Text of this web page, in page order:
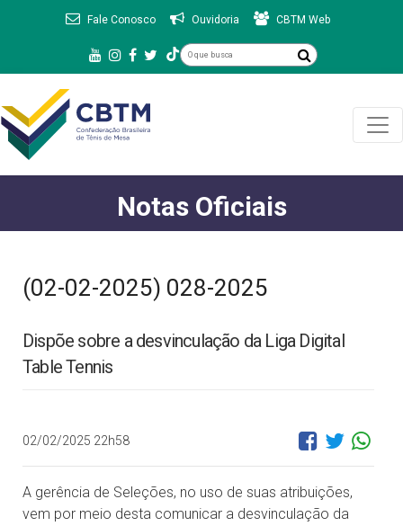
Fale Conosco Ouvidoria CBTM Web
Notas Oficiais
(02-02-2025) 028-2025
Dispõe sobre a desvinculação da Liga Digital
Table Tennis
02/02/2025 22h58
A gerência de Seleções, no uso de suas atribuições,
vem por meio desta comunicar a desvinculação da